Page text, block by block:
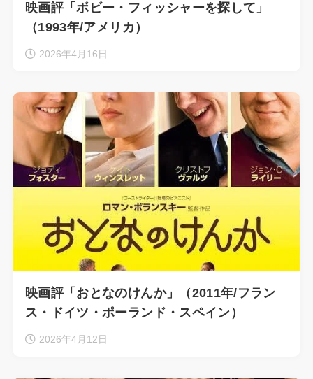
映画評「ボビー・フィッシャーを探して」
（1993年/アメリカ）
2026年4月16日
映画評「おとなのけんか」（2011年/フラン
ス・ドイツ・ポーランド・スペイン）
2026年4月12日